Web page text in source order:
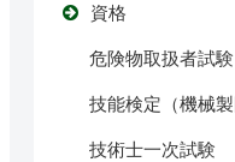
資格
危険物取扱者試験
技能検定（機械製
技術士一次試験